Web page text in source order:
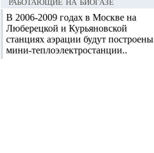
В 2006-2009 годах в Москве на
Люберецкой и Курьяновской
станциях аэрации будут построены
мини-теплоэлектростанции..